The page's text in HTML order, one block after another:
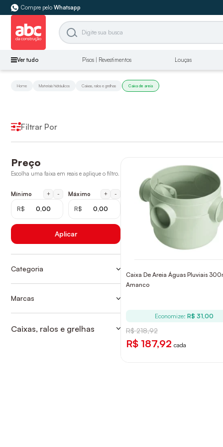
Compre pelo Whatsapp
Ver tudo Pisos | Revestimentos Louças
Home Materiais hidráulicos Caixas, ralos e grelhas Caixa de areia
Filtrar Por
Preço
Escolha uma faixa em reais e aplique o filtro.
Mínimo + -
R$
Máximo + -
R$
Aplicar
Categoria
Marcas
Caixas, ralos e grelhas
Caixa De Areia Águas Pluviais
Amanco
Economize: R$ 31,00
R$ 218,92
R$ 187,92 cada